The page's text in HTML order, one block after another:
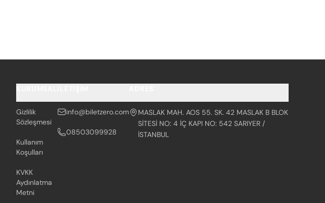
Gizlilik
Sözleşmesi
Kullanım
Koşulları
KVKK
Aydınlatma
Metni
info@biletzero.com
08503099928
MASLAK MAH. AOS 55. SK. 42 MASLAK B BLOK
SİTESİ NO: 4 İÇ KAPI NO: 542 SARIYER /
İSTANBUL